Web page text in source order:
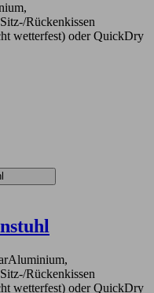
Rückenkissen
wetterfest) oder QuickDry
Rückenkissen
wetterfest) oder QuickDry